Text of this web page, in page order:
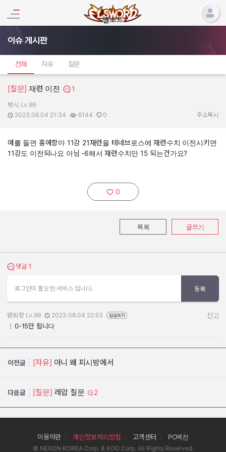
이슈 게시판
전체 자유 질문
[질문] 재련 이전 1
작성자:
텡식 Lv.99
작성일:
2023.08.04 21:34
조회수:
6144
추천수:
0 주소복사
예를 들면 홍예항마 11강 21재련을 테네브로스에 재련수치 이전시키면
11강도 이전되나요 아님 -6해서 재련수치만 15 되는건가요?
추천하기:
0
목록 글쓰기
댓글 보기
댓글 1
로그인이 필요한 서비스 입니다. 등록
작성자:
련화향 Lv.99
작성일:
2023.08.04 22:53
신고
0-15만 됩니다
이전글 [자유] 아니 왜 피시방에서
다음글 [질문] 레압 질문 2
이용약관 개인정보처리방침 고객센터 PC버전
© NEXON KOREA Corp. & KOG Corp. All Rights Reserved.